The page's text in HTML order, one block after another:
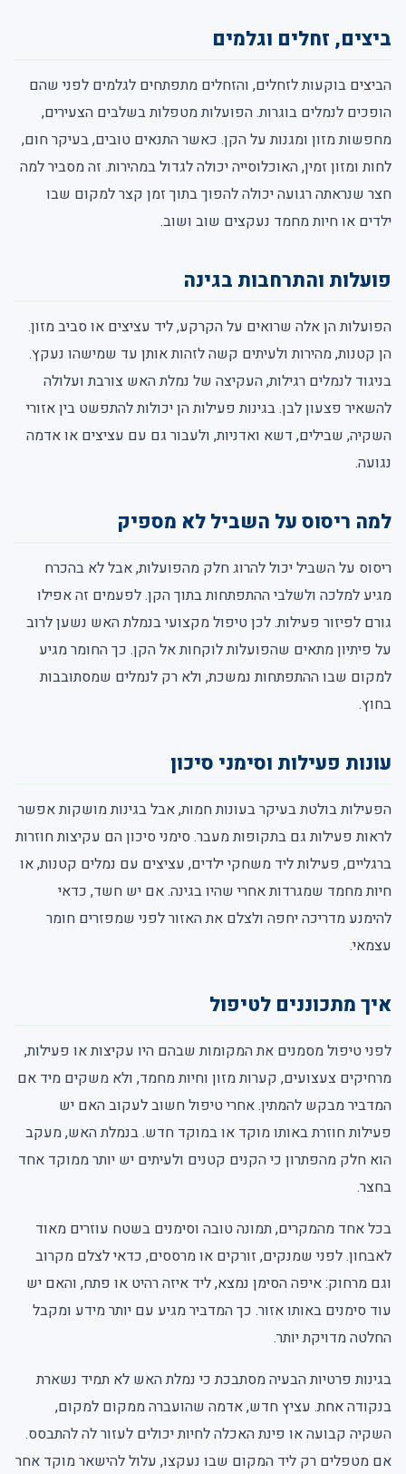
ביצים, זחלים וגלמים
הביצים בוקעות לזחלים, והזחלים מתפתחים לגלמים לפני שהם
הופכים לנמלים בוגרות. הפועלות מטפלות בשלבים הצעירים,
מחפשות מזון ומגנות על הקן. כאשר התנאים טובים, בעיקר חום,
לחות ומזון זמין, האוכלוסייה יכולה לגדול במהירות. זה מסביר למה
חצר שנראתה רגועה יכולה להפוך בתוך זמן קצר למקום שבו
ילדים או חיות מחמד נעקצים שוב ושוב.
פועלות והתרחבות בגינה
הפועלות הן אלה שרואים על הקרקע, ליד עציצים או סביב מזון.
הן קטנות, מהירות ולעיתים קשה לזהות אותן עד שמישהו נעקץ.
בניגוד לנמלים רגילות, העקיצה של נמלת האש צורבת ועלולה
להשאיר פצעון לבן. בגינות פעילות הן יכולות להתפשט בין אזורי
השקיה, שבילים, דשא ואדניות, ולעבור גם עם עציצים או אדמה
נגועה.
למה ריסוס על השביל לא מספיק
ריסוס על השביל יכול להרוג חלק מהפועלות, אבל לא בהכרח
מגיע למלכה ולשלבי ההתפתחות בתוך הקן. לפעמים זה אפילו
גורם לפיזור פעילות. לכן טיפול מקצועי בנמלת האש נשען לרוב
על פיתיון מתאים שהפועלות לוקחות אל הקן. כך החומר מגיע
למקום שבו ההתפתחות נמשכת, ולא רק לנמלים שמסתובבות
בחוץ.
עונות פעילות וסימני סיכון
הפעילות בולטת בעיקר בעונות חמות, אבל בגינות מושקות אפשר
לראות פעילות גם בתקופות מעבר. סימני סיכון הם עקיצות חוזרות
ברגליים, פעילות ליד משחקי ילדים, עציצים עם נמלים קטנות, או
חיות מחמד שמגרדות אחרי שהיו בגינה. אם יש חשד, כדאי
להימנע מדריכה יחפה ולצלם את האזור לפני שמפזרים חומר
עצמאי.
איך מתכוננים לטיפול
לפני טיפול מסמנים את המקומות שבהם היו עקיצות או פעילות,
מרחיקים צעצועים, קערות מזון וחיות מחמד, ולא משקים מיד אם
המדביר מבקש להמתין. אחרי טיפול חשוב לעקוב האם יש
פעילות חוזרת באותו מוקד או במוקד חדש. בנמלת האש, מעקב
הוא חלק מהפתרון כי הקנים קטנים ולעיתים יש יותר ממוקד אחד
בחצר.
בכל אחד מהמקרים, תמונה טובה וסימנים בשטח עוזרים מאוד
לאבחון. לפני שמנקים, זורקים או מרססים, כדאי לצלם מקרוב
וגם מרחוק: איפה הסימן נמצא, ליד איזה רהיט או פתח, והאם יש
עוד סימנים באותו אזור. כך המדביר מגיע עם יותר מידע ומקבל
החלטה מדויקת יותר.
בגינות פרטיות הבעיה מסתבכת כי נמלת האש לא תמיד נשארת
בנקודה אחת. עציץ חדש, אדמה שהועברה ממקום למקום,
השקיה קבועה או פינת האכלה לחיות יכולים לעזור לה להתבסס.
אם מטפלים רק ליד המקום שבו נעקצו, עלול להישאר מוקד אחר